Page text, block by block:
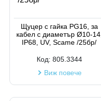
Щуцер с гайка PG16, за
кабел с диаметър Ø10-14,
IP68, UV, Scame /25бр/
Код: 805.3344
Виж повече